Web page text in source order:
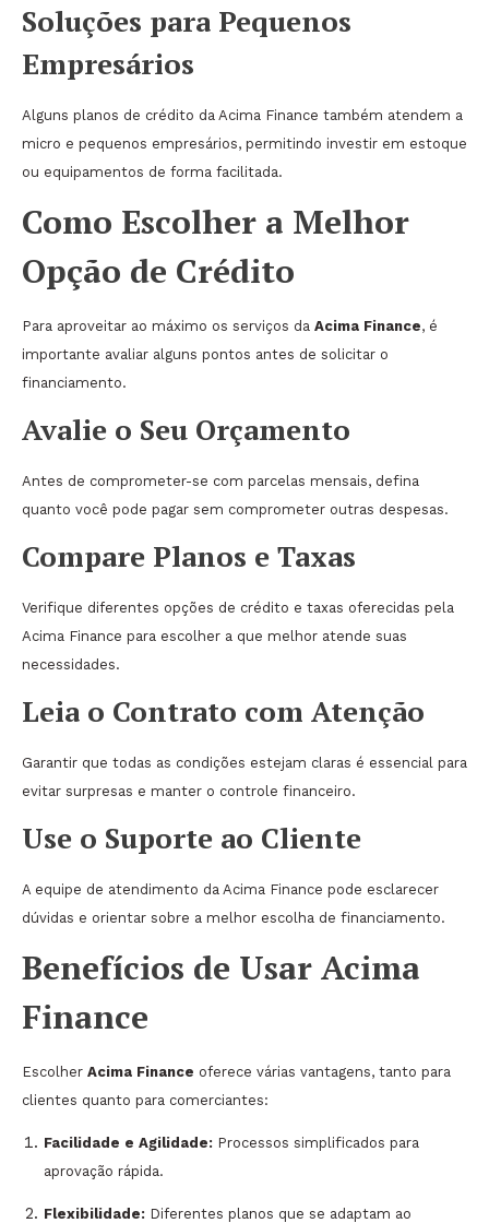
Soluções para Pequenos
Empresários
Alguns planos de crédito da Acima Finance também atendem a
micro e pequenos empresários, permitindo investir em estoque
ou equipamentos de forma facilitada.
Como Escolher a Melhor
Opção de Crédito
Para aproveitar ao máximo os serviços da Acima Finance, é
importante avaliar alguns pontos antes de solicitar o
financiamento.
Avalie o Seu Orçamento
Antes de comprometer-se com parcelas mensais, defina
quanto você pode pagar sem comprometer outras despesas.
Compare Planos e Taxas
Verifique diferentes opções de crédito e taxas oferecidas pela
Acima Finance para escolher a que melhor atende suas
necessidades.
Leia o Contrato com Atenção
Garantir que todas as condições estejam claras é essencial para
evitar surpresas e manter o controle financeiro.
Use o Suporte ao Cliente
A equipe de atendimento da Acima Finance pode esclarecer
dúvidas e orientar sobre a melhor escolha de financiamento.
Benefícios de Usar Acima
Finance
Escolher Acima Finance oferece várias vantagens, tanto para
clientes quanto para comerciantes:
Facilidade e Agilidade: Processos simplificados para
aprovação rápida.
Flexibilidade: Diferentes planos que se adaptam ao